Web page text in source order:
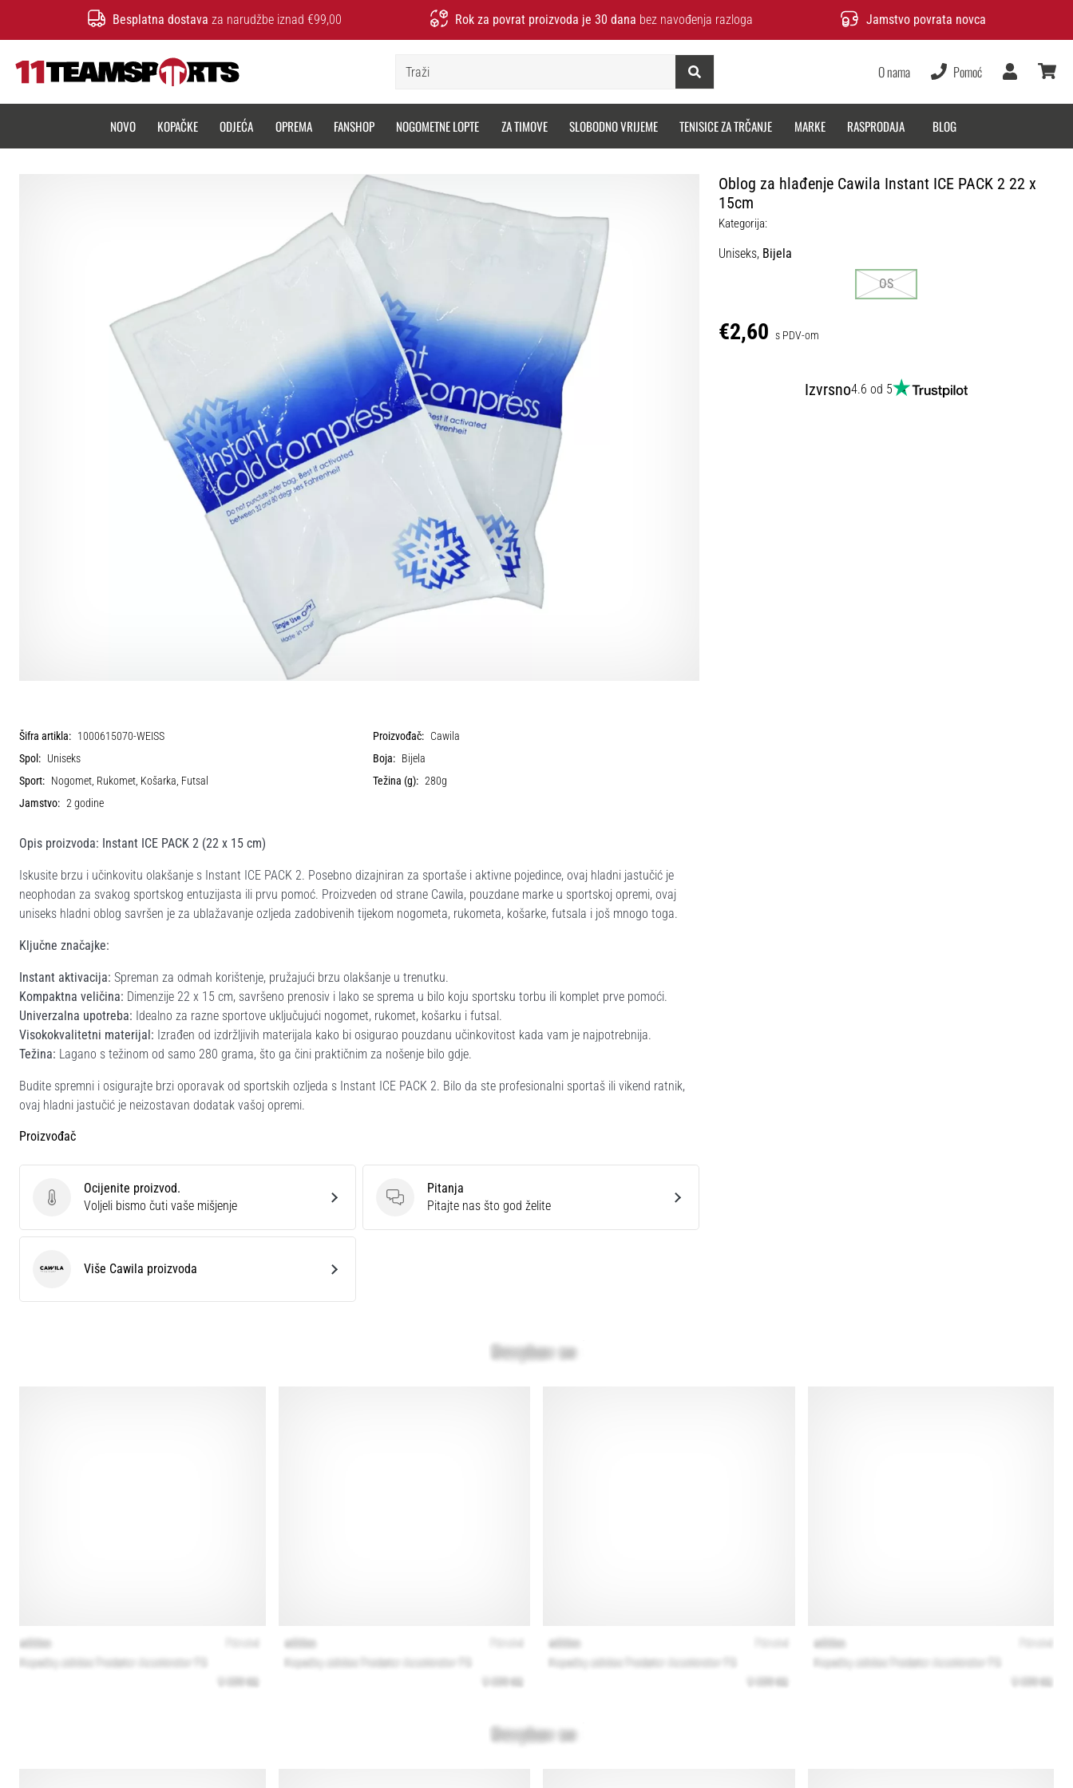
Besplatna dostava za narudžbe iznad €99,00 Rok za povrat proizvoda je 30 dana bez navođenja razloga Jamstvo povrata novca
O nama Pomoć
Korisnik
NOVO KOPAČKE ODJEĆA OPREMA FANSHOP NOGOMETNE LOPTE ZA TIMOVE SLOBODNO VRIJEME TENISICE ZA TRČANJE MARKE RASPRODAJA BLOG
Oblog za hlađenje Cawila Instant ICE PACK 2 22 x
15cm
Kategorija:
Uniseks, Bijela
OS
€2,60 s PDV-om
Izvrsno4.6 od 5
Šifra artikla: 1000615070-WEISS Proizvođač: Cawila
Spol: Uniseks Boja: Bijela
Sport: Nogomet, Rukomet, Košarka, Futsal Težina (g): 280g
Jamstvo: 2 godine
Opis proizvoda: Instant ICE PACK 2 (22 x 15 cm)
Iskusite brzu i učinkovitu olakšanje s Instant ICE PACK 2. Posebno dizajniran za sportaše i aktivne pojedince, ovaj hladni jastučić je
neophodan za svakog sportskog entuzijasta ili prvu pomoć. Proizveden od strane Cawila, pouzdane marke u sportskoj opremi, ovaj
uniseks hladni oblog savršen je za ublažavanje ozljeda zadobivenih tijekom nogometa, rukometa, košarke, futsala i još mnogo toga.
Ključne značajke:
Instant aktivacija: Spreman za odmah korištenje, pružajući brzu olakšanje u trenutku.
Kompaktna veličina: Dimenzije 22 x 15 cm, savršeno prenosiv i lako se sprema u bilo koju sportsku torbu ili komplet prve pomoći.
Univerzalna upotreba: Idealno za razne sportove uključujući nogomet, rukomet, košarku i futsal.
Visokokvalitetni materijal: Izrađen od izdržljivih materijala kako bi osigurao pouzdanu učinkovitost kada vam je najpotrebnija.
Težina: Lagano s težinom od samo 280 grama, što ga čini praktičnim za nošenje bilo gdje.
Budite spremni i osigurajte brzi oporavak od sportskih ozljeda s Instant ICE PACK 2. Bilo da ste profesionalni sportaš ili vikend ratnik,
ovaj hladni jastučić je neizostavan dodatak vašoj opremi.
Proizvođač
Ocijenite proizvod.
Ocijenite proizvod.
Voljeli bismo čuti vaše mišjenje
Pitanja
Pitanja
Pitajte nas što god želite
Cawila Više Cawila proizvoda